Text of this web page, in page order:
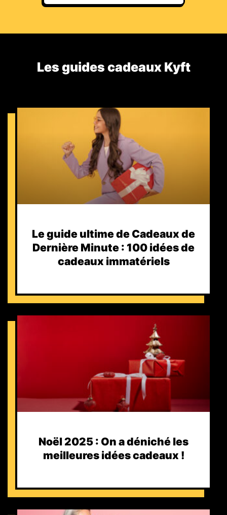
Les guides cadeaux Kyft​
Le guide ultime de Cadeaux de
Dernière Minute : 100 idées de
cadeaux immatériels
Noël 2025 : On a déniché les
meilleures idées cadeaux !